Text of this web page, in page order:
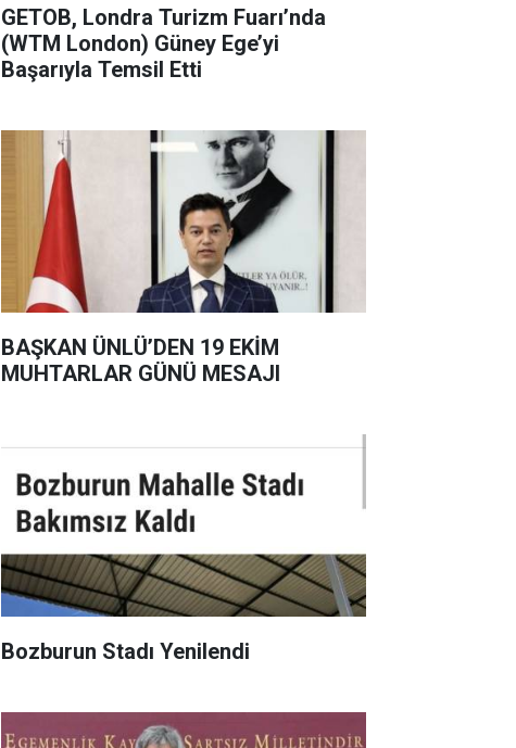
GETOB, Londra Turizm Fuarı’nda
(WTM London) Güney Ege’yi
Başarıyla Temsil Etti
BAŞKAN ÜNLÜ’DEN 19 EKİM
MUHTARLAR GÜNÜ MESAJI
Bozburun Stadı Yenilendi